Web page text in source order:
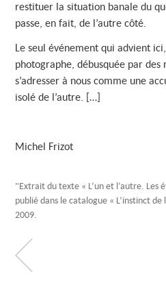
restituer la situation banale du
passe, en fait, de l’autre côté.
Le seul événement qui advient
photographe, débusquée par
s’adresser à nous comme une
isolé de l’autre. […]
Michel Frizot
"Extrait du texte « L’un et l’autre. Les
publié dans le catalogue « L’instinct
2009.
P
h